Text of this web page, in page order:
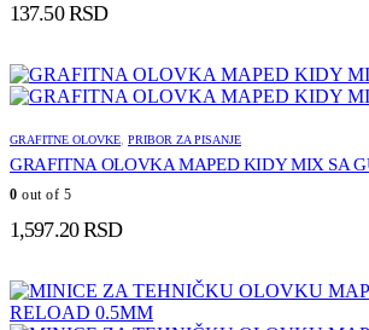
137.50RSD
GRAFITNE OLOVKE PRIBOR ZA PISANJE
GRAFITNA OLOVKA MAPED KIDY MIX SA
0 out of 5
1,597.20RSD